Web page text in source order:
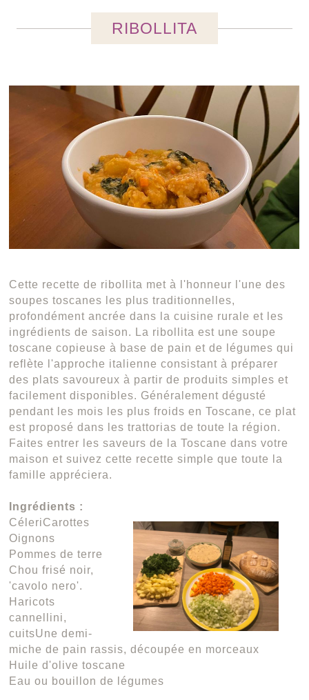
RIBOLLITA
Cette recette de ribollita met à l'honneur l'une des
soupes toscanes les plus traditionnelles,
profondément ancrée dans la cuisine rurale et les
ingrédients de saison. La ribollita est une soupe
toscane copieuse à base de pain et de légumes qui
reflète l'approche italienne consistant à préparer
des plats savoureux à partir de produits simples et
facilement disponibles. Généralement dégusté
pendant les mois les plus froids en Toscane, ce plat
est proposé dans les trattorias de toute la région.
Faites entrer les saveurs de la Toscane dans votre
maison et suivez cette recette simple que toute la
famille appréciera.
Ingrédients :
CéleriCarottes
Oignons
Pommes de terre
Chou frisé noir,
'cavolo nero'.
Haricots
cannellini,
cuitsUne demi-
miche de pain rassis, découpée en morceaux
Huile d'olive toscane
Eau ou bouillon de légumes